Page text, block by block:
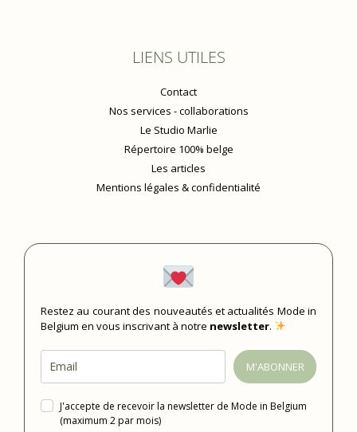
LIENS UTILES
Contact
Nos services - collaborations
Le Studio Marlie
Répertoire 100% belge
Les articles
Mentions légales & confidentialité
Restez au courant des nouveautés et actualités Mode in
Belgium en vous inscrivant à notre newsletter.
M'ABONNER
J'accepte de recevoir la newsletter de Mode in Belgium
(maximum 2 par mois)